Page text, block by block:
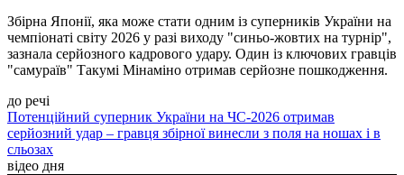
Збірна Японії, яка може стати одним із суперників України на
чемпіонаті світу 2026 у разі виходу "синьо-жовтих на турнір",
зазнала серйозного кадрового удару. Один із ключових гравців
"самураїв" Такумі Мінаміно отримав серйозне пошкодження.
до речі
Потенційний суперник України на ЧС-2026 отримав
серйозний удар – гравця збірної винесли з поля на ношах і в
сльозах
відео дня